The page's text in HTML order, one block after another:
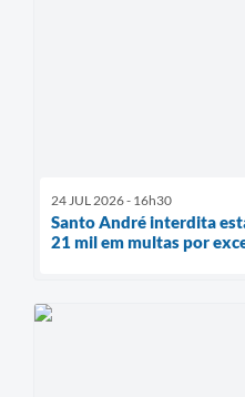
24 JUL 2026 - 16h30
Santo André interdita
21 mil em multas por